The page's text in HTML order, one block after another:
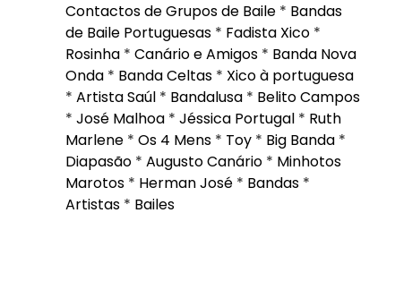
Contactos de Grupos de Baile * Bandas
de Baile Portuguesas * Fadista Xico *
Rosinha * Canário e Amigos * Banda Nova
Onda * Banda Celtas * Xico à portuguesa
* Artista Saúl * Bandalusa * Belito Campos
* José Malhoa * Jéssica Portugal * Ruth
Marlene * Os 4 Mens * Toy * Big Banda *
Diapasão * Augusto Canário * Minhotos
Marotos * Herman José * Bandas *
Artistas * Bailes